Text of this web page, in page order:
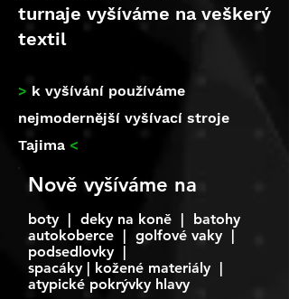
turnaje vyšíváme na veškerý
textil
> k vyšívání používáme
nejmodernější vyšívací stroje
Tajima <
Nově vyšíváme na
boty | deky na koně | batohy
autokoberce | golfové vaky |
podsedlovky |
spacáky | kožené materiály |
atypické pokrývky hlavy